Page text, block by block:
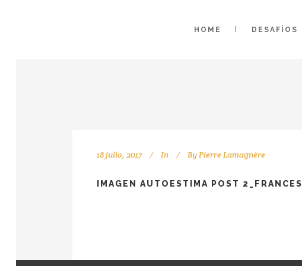
HOME DESAFÍOS
18 julio, 2017 In ByPierre Lamagnère
IMAGEN AUTOESTIMA POST 2_FRANCES